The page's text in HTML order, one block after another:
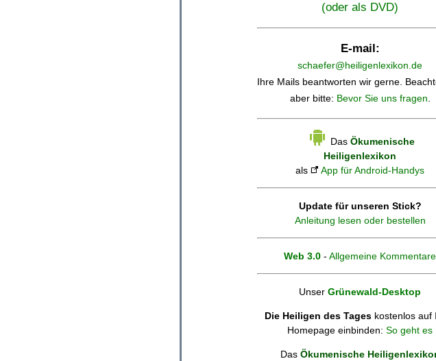
(oder als DVD)
E-mail:
schaefer@heiligenlexikon.de
Ihre Mails beantworten wir gerne.
aber bitte: Bevor Sie uns fragen.
Das Ökumenische
Heiligenlexikon
als
App für Android-Handys
Update für unseren Stick?
Anleitung lesen oder bestellen
Web 3.0 - Allgemeine Kommentare
Unser Grünewald-Desktop
Die Heiligen des Tages kostenlos auf
Homepage einbinden: So geht es
Das Ökumenische